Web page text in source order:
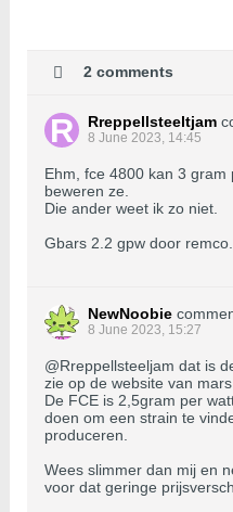
2 comments
Rreppellsteeltjam
8 June 2023, 14:45
Ehm, fce 4800 kan 3 gram
beweren ze.
Die ander weet ik zo niet.
Gbars 2.2 gpw door remco.
NewNoobie
8 June 2023, 15:27
@Rreppellsteeljam dat is
zie op de website van
De FCE is 2,5gram per
doen om een strain te
produceren.
Wees slimmer dan mij en
voor dat geringe